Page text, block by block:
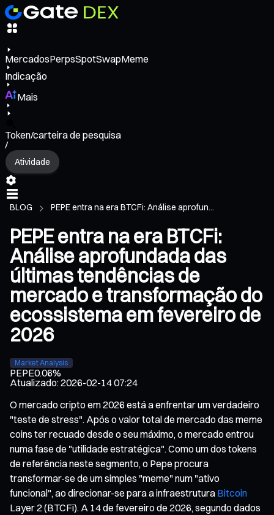
MercadosPerpsSpotSwapMeme
Indicação
Mais
Token/carteira de pesquisa
/
Atividade
BLOG PEPE entra na era BTCFi: Análise aprofun...
PEPE entra na era BTCFi:
Análise aprofundada das
últimas tendências de
mercado e transformação do
ecossistema em fevereiro de
2026
Market Analysis
PEPE0.06%
Atualizado:2026-02-14 07:24
O mercado cripto em 2026 está a enfrentar um verdadeiro
"teste de stress". Após o valor total de mercado das meme
coins ter recuado desde o seu máximo, o mercado entrou
numa fase de "utilidade estratégica". Como um dos tokens
de referência neste segmento, o Pepe procura
transformar-se de um simples "meme" num "ativo
funcional", ao direcionar-se para a infraestrutura Bitcoin
Layer 2 (BTCFi). A 14 de fevereiro de 2026, segundo dados